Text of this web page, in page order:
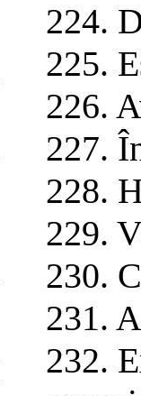
224.
225.
226.
227.
228.
229.
230.
231.
232.